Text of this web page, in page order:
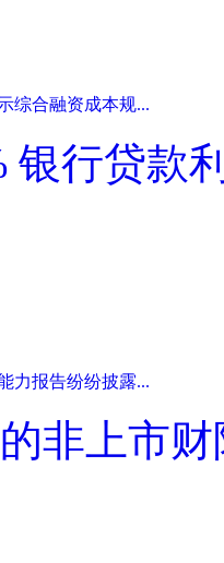
综合融资成本规...
银行贷款
力报告纷纷披露...
非上市财